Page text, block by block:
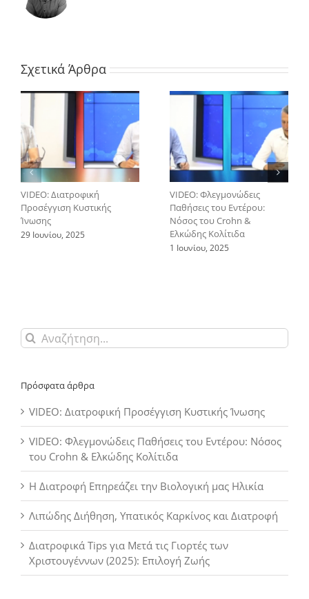
Σχετικά Άρθρα
VIDEO: Διατροφική
Προσέγγιση Κυστικής
Ίνωσης
29 Ιουνίου, 2025
VIDEO: Φλεγμονώδεις
Παθήσεις του Εντέρου:
Νόσος του Crohn &
Ελκώδης Κολίτιδα
1 Ιουνίου, 2025
Αναζήτηση
για:
Πρόσφατα άρθρα
VIDEO: Διατροφική Προσέγγιση Κυστικής Ίνωσης
VIDEO: Φλεγμονώδεις Παθήσεις του Εντέρου: Νόσος
του Crohn & Ελκώδης Κολίτιδα
Η Διατροφή Επηρεάζει την Βιολογική μας Ηλικία
Λιπώδης Διήθηση, Υπατικός Καρκίνος και Διατροφή
Διατροφικά Tips για Μετά τις Γιορτές των
Χριστουγέννων (2025): Επιλογή Ζωής